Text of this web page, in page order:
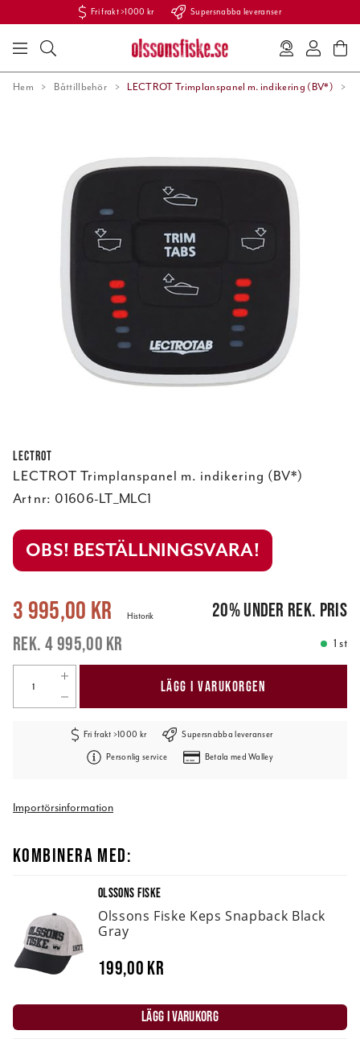
Fri frakt >1000 kr Supersnabba leveranser
Hem Båttillbehör LECTROT Trimplanspanel m. indikering (BV*)
Lectrot
LECTROT Trimplanspanel m. indikering (BV*)
Art nr: 01606-LT_MLC1
OBS! BESTÄLLNINGSVARA!
Nuvarande pris: 3 995,00 kr 4 995,00 kr
3 995,00 kr
4 995,00 kr
Historik 20%under rek. pris
1 st
LÄGG I VARUKORGEN
Fri frakt >1000 kr Supersnabba leveranser
Personlig service Betala med Walley
Importörsinformation
KOMBINERA MED:
OLSSONS FISKE
Olssons Fiske Keps Snapback Black
Gray
199,00 kr
LÄGG I VARUKORG